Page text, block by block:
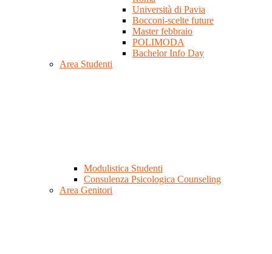
Università di Pavia
Bocconi-scelte future
Master febbraio
POLIMODA
Bachelor Info Day
Area Studenti
Modulistica Studenti
Consulenza Psicologica Counseling
Area Genitori